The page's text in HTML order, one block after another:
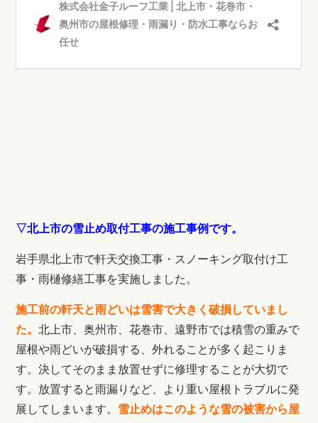
▽北上市の雪止め取付工事の施工事例です。
岩手県北上市で軒天交換工事・スノーキング取付け工
事・雨樋修繕工事を実施しました。
施工前の軒天と雨どいは雪害で大きく破損していまし
た。北上市、奥州市、花巻市、遠野市では積雪の重みで
屋根や雨どいが破損する、外れることが多く起こりま
す。決してそのまま放置せずに修理することが大切で
す。放置すると雨漏りなど、より重い屋根トラブルに発
展してしまいます。 雪止めはこのような雪の被害から屋